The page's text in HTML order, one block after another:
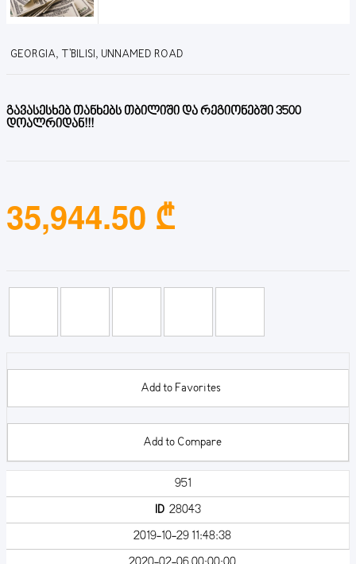
GEORGIA, T'BILISI, UNNAMED ROAD
გავასესხებ თანხებს თბილიში და რეგიონებში 3500
დოალრიდან!!!
35,944.50 ₾
Add to Favorites
Add to Compare
951
ID28043
2019-10-29 11:48:38